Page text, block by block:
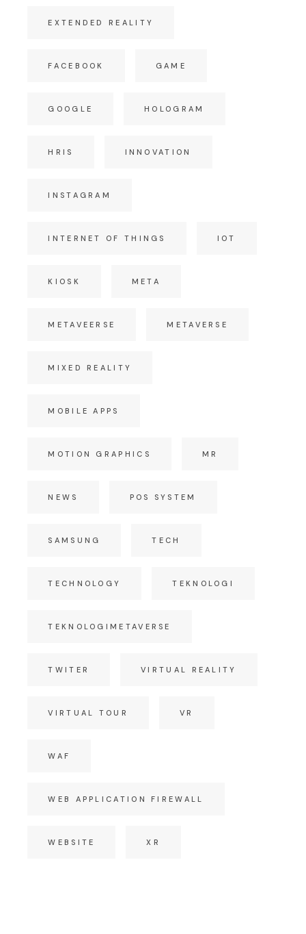
EXTENDED REALITY
FACEBOOK GAME
GOOGLE HOLOGRAM
HRIS INNOVATION
INSTAGRAM
INTERNET OF THINGS IOT
KIOSK META
METAVEERSE METAVERSE
MIXED REALITY
MOBILE APPS
MOTION GRAPHICS MR
NEWS POS SYSTEM
SAMSUNG TECH
TECHNOLOGY TEKNOLOGI
TEKNOLOGIMETAVERSE
TWITER VIRTUAL REALITY
VIRTUAL TOUR VR
WAF
WEB APPLICATION FIREWALL
WEBSITE XR